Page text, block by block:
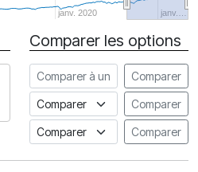
janv. 2020 janv.…
Comparer les options
Comparer à un autre fonds
Comparer
Comparer à un indiceComparer
Comparer à un Indice de
Comparer